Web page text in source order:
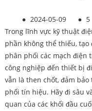
● 2024-05-09 ● 5
Trong lĩnh vực kỹ thuật
phần không thể thiếu, tạo
phân phối các mạch điện
công nghiệp đến thiết bị
vẫn là then chốt, đảm
phối tín hiệu. Hãy đi sâu
quan của các khối đầu